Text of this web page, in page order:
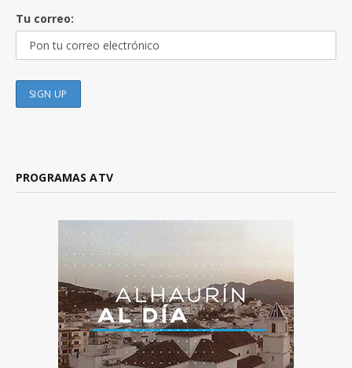
Tu correo:
PROGRAMAS ATV